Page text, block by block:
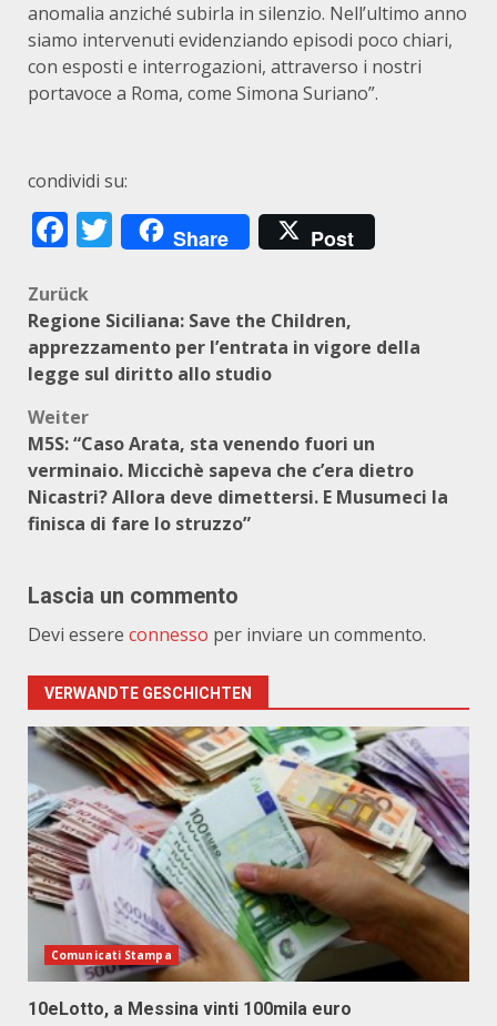
anomalia anziché subirla in silenzio. Nell’ultimo anno
siamo intervenuti evidenziando episodi poco chiari,
con esposti e interrogazioni, attraverso i nostri
portavoce a Roma, come Simona Suriano”.
condividi su:
Facebook
Twitter
Share Post
Beitragsnavigation
Zurück
Regione Siciliana: Save the Children,
apprezzamento per l’entrata in vigore della
legge sul diritto allo studio
Weiter
M5S: “Caso Arata, sta venendo fuori un
verminaio. Miccichè sapeva che c’era dietro
Nicastri? Allora deve dimettersi. E Musumeci la
finisca di fare lo struzzo”
Lascia un commento
Devi essere connesso per inviare un commento.
VERWANDTE GESCHICHTEN
Comunicati Stampa
10eLotto, a Messina vinti 100mila euro